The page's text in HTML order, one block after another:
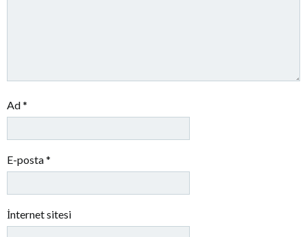
Ad*
E-posta*
İnternet sitesi